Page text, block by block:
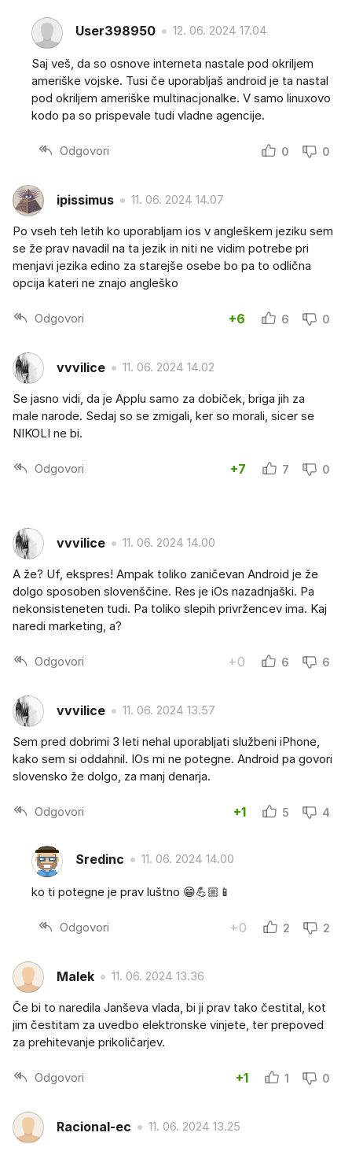
User398950 12. 06. 2024 17.04
Saj veš, da so osnove interneta nastale pod okriljem
ameriške vojske. Tusi če uporabljaš android je ta nastal
pod okriljem ameriške multinacjonalke. V samo linuxovo
kodo pa so prispevale tudi vladne agencije.
Odgovori 0 0
ipissimus 11. 06. 2024 14.07
Po vseh teh letih ko uporabljam ios v angleškem jeziku sem
se že prav navadil na ta jezik in niti ne vidim potrebe pri
menjavi jezika edino za starejše osebe bo pa to odlična
opcija kateri ne znajo angleško
Odgovori +6 6 0
vvvilice 11. 06. 2024 14.02
Se jasno vidi, da je Applu samo za dobiček, briga jih za
male narode. Sedaj so se zmigali, ker so morali, sicer se
NIKOLI ne bi.
Odgovori +7 7 0
vvvilice 11. 06. 2024 14.00
A že? Uf, ekspres! Ampak toliko zaničevan Android je že
dolgo sposoben slovenščine. Res je iOs nazadnjaški. Pa
nekonsisteneten tudi. Pa toliko slepih privržencev ima. Kaj
naredi marketing, a?
Odgovori +0 6 6
vvvilice 11. 06. 2024 13.57
Sem pred dobrimi 3 leti nehal uporabljati službeni iPhone,
kako sem si oddahnil. IOs mi ne potegne. Android pa govori
slovensko že dolgo, za manj denarja.
Odgovori +1 5 4
Sredinc 11. 06. 2024 14.00
ko ti potegne je prav luštno 😁💪🏼📱
Odgovori +0 2 2
Malek 11. 06. 2024 13.36
Če bi to naredila Janševa vlada, bi ji prav tako čestital, kot
jim čestitam za uvedbo elektronske vinjete, ter prepoved
za prehitevanje prikoličarjev.
Odgovori +1 1 0
Racional-ec 11. 06. 2024 13.25